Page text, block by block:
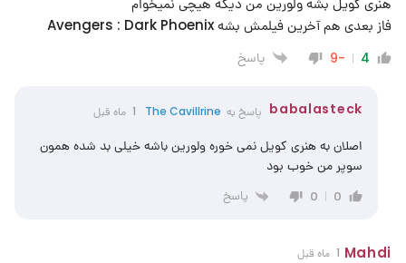
فاز بعدی هم آخرین فیلمش بشه Avengers : Dark Phoenix
4
-9 پاسخ
babalasteck پاسخ به The Cavillrine 1 ماه قبل
اصلان به هنری کویل نمی خوره ولورین باشه خیلی بد شده همون
سوپر من خوب بود
0
0 پاسخ
Mahdi 1 ماه قبل